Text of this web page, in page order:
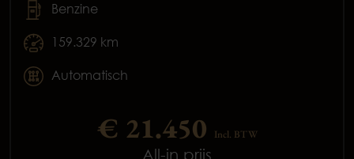
Benzine
159.329 km
Automatisch
€ 21.450 Incl. BTW
All-in prijs